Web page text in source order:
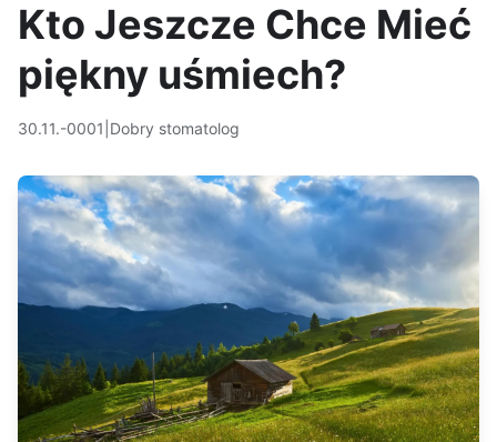
Kto Jeszcze Chce Mieć
piękny uśmiech?
30.11.-0001 Dobry stomatolog